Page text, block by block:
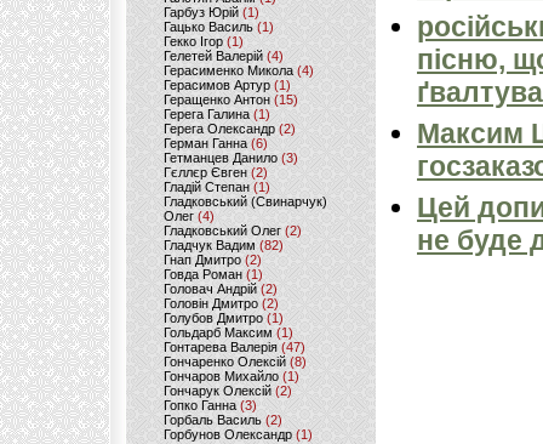
Гарбуз Юрій (1)
Гацько Василь (1)
Гекко Ігор(1)
Гелетей Валерій (4)
Герасименко Микола (4)
Герасимов Артур (1)
Геращенко Антон(15)
Герега Галина (1)
Герега Олександр (2)
Герман Ганна (6)
Гетманцев Данило (3)
Гєллєр Євген (2)
Гладій Степан(1)
Гладковський (Свинарчук)
Олег (4)
Гладковський Олег (2)
Гладчук Вадим (82)
Гнап Дмитро (2)
Говда Роман(1)
Головач Андрій (2)
Головін Дмитро (2)
Голубов Дмитро (1)
Гольдарб Максим(1)
Гонтарева Валерія (47)
Гончаренко Олексій(8)
Гончаров Михайло (1)
Гончарук Олексій (2)
Гопко Ганна (3)
Горбаль Василь (2)
Горбунов Олександр (1)
пісню,
Максим
Цей
не буде